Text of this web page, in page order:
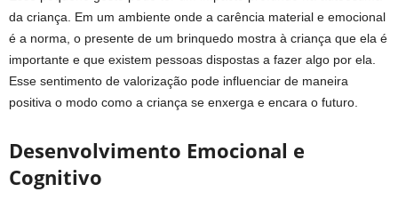
da criança. Em um ambiente onde a carência material e emocional
é a norma, o presente de um brinquedo mostra à criança que ela é
importante e que existem pessoas dispostas a fazer algo por ela.
Esse sentimento de valorização pode influenciar de maneira
positiva o modo como a criança se enxerga e encara o futuro.
Desenvolvimento Emocional e
Cognitivo